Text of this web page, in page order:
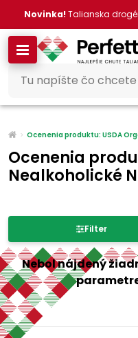
Novinka! Talianska
Ocenenia produktu: USDA
Ocenenia
Nealkoholické
Filter produktov
Cena
€
Filter
Nebol nájdený